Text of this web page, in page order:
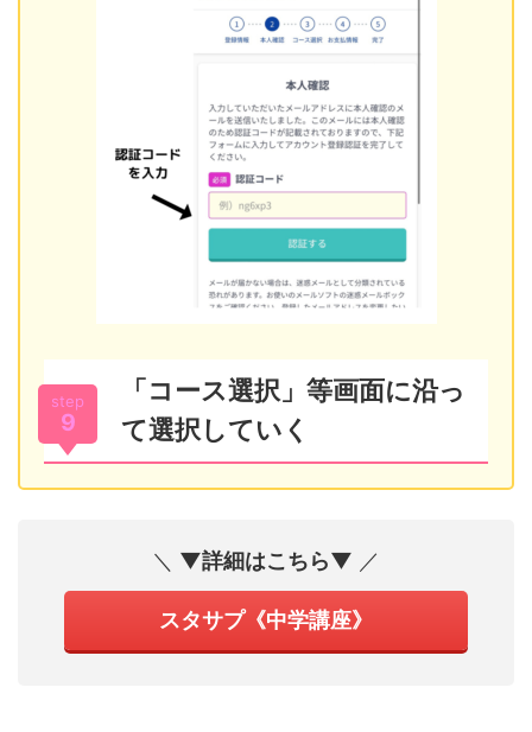
step
9
「コース選択」等画面に沿っ
て選択していく
＼ ▼詳細はこちら▼ ／
スタサプ《中学講座》